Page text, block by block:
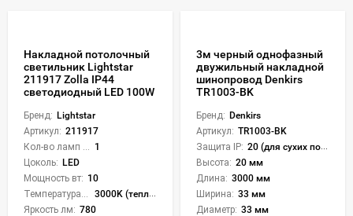
Накладной потолочный
светильник Lightstar
211917 Zolla IP44
светодиодный LED 100W
Бренд: Lightstar
Артикул: 211917
1
Цоколь: LED
Мощность вт: 10
3000K (теплый)
Яркость лм: 780
3м черный однофазный
двужильный накладной
шинопровод Denkirs
TR1003-BK
Бренд: Denkirs
Артикул: TR1003-BK
Защита IP: 20 (для сухих пом.)
Высота: 20 мм
Длина: 3000 мм
Ширина: 33 мм
Диаметр: 33 мм